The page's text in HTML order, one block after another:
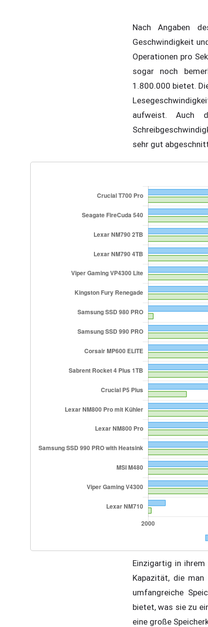
Nach Angaben
Geschwindigkeit
Operationen pro
sogar noch
1.800.000 bietet.
aufweist. Auch
sehr gut
Einzigartig in
Kapazität, die
umfangreiche
bietet, was sie zu
eine große